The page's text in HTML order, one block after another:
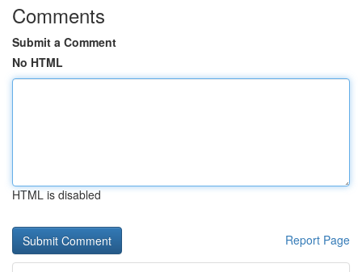
Comments
Submit a Comment
No HTML
HTML is disabled
Report Page